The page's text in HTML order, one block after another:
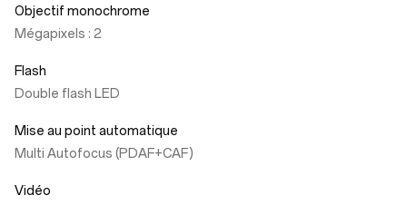
Objectif monochrome
Mégapixels : 2
Flash
Double flash LED
Mise au point automatique
Multi Autofocus (PDAF+CAF)
Vidéo